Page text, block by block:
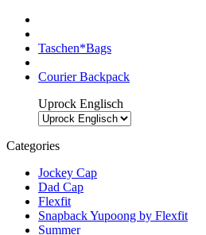
Taschen*Bags
Courier Backpack
Uprock Englisch
Categories
Jockey Cap
Dad Cap
Flexfit
Snapback Yupoong by Flexfit
Summer